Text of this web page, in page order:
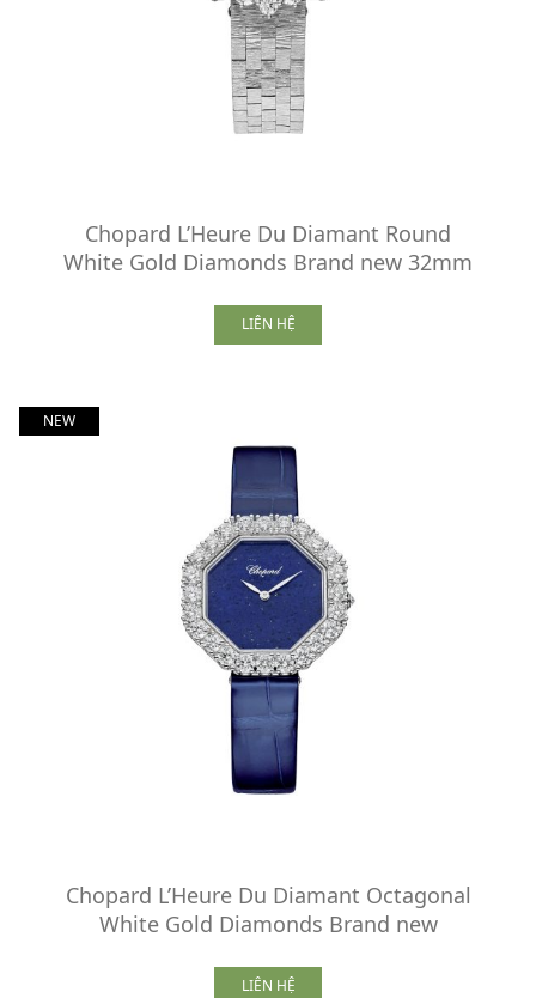
Chopard L’Heure Du Diamant Round
White Gold Diamonds Brand new 32mm
LIÊN HỆ
NEW
Chopard L’Heure Du Diamant Octagonal
White Gold Diamonds Brand new
LIÊN HỆ